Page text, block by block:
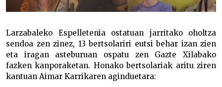
Larzabaleko Espelletenia ostatuan jarritako oholtza
sendoa zen zinez, 13 bertsolariri eutsi behar izan zien
eta iragan asteburuan ospatu zen Gazte Xilabako
fazken kanporaketan. Honako bertsolariak aritu ziren
kantuan Aimar Karrikaren aginduetara: